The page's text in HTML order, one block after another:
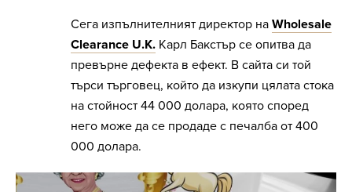
Сега изпълнителният директор на Wholesale
Clearance U.K. Карл Бакстър се опитва да
превърне дефекта в ефект. В сайта си той
търси търговец, който да изкупи цялата стока
на стойност 44 000 долара, която според
него може да се продаде с печалба от 400
000 долара.